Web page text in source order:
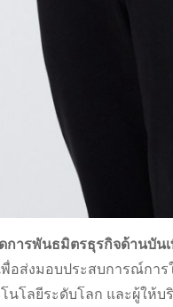
ารพันธมิตรธุรกิจด้านบัน
อส่งมอบประสบการณ์กา
นโลยีระดับโลก และผู้ใ